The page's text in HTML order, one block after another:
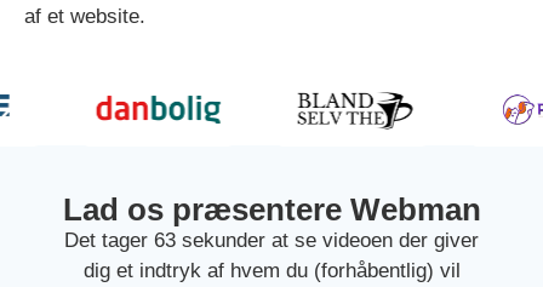
af et website.
Lad os præsentere Webman
Det tager 63 sekunder at se videoen der giver
dig et indtryk af hvem du (forhåbentlig) vil